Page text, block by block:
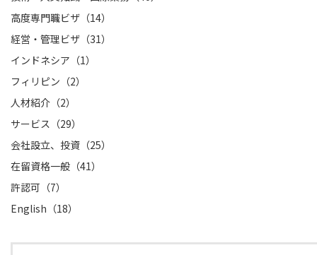
高度専門職ビザ（14）
経営・管理ビザ（31）
インドネシア（1）
フィリピン（2）
人材紹介（2）
サービス（29）
会社設立、投資（25）
在留資格一般（41）
許認可（7）
English（18）